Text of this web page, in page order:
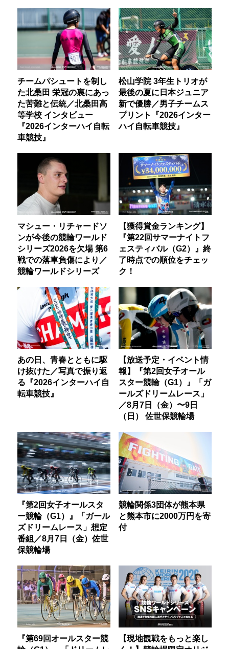
チームパシュートを制し
た北桑田 栄冠の裏にあっ
た苦難と伝統／北桑田高
等学校 インタビュー
『2026インターハイ自転
車競技』
松山学院 3年生トリオが
最後の夏に日本ジュニア
新で優勝／男子チームス
プリント『2026インター
ハイ自転車競技』
マシュー・リチャードソ
ンが今後の競輪ワールド
シリーズ2026を欠場 第6
戦での落車負傷により／
競輪ワールドシリーズ
【獲得賞金ランキング】
『第22回サマーナイトフ
ェスティバル（G2）』終
了時点での順位をチェッ
ク！
あの日、青春とともに駆
け抜けた／写真で振り返
る『2026インターハイ自
転車競技』
【放送予定・イベント情
報】『第2回女子オール
スター競輪（G1）』「ガ
ールズドリームレース」
／8月7日（金）〜9日
（日） 佐世保競輪場
『第2回女子オールスタ
ー競輪（G1）』「ガール
ズドリームレース」想定
番組／8月7日（金）佐世
保競輪場
競輪関係3団体が熊本県
と熊本市に2000万円を寄
付
『第69回オールスター競
【現地観戦をもっと楽し